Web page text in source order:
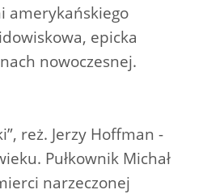
amerykańskiego
epicka
nowoczesnej.
reż. Jerzy Hoffman -
Pułkownik Michał
narzeczonej